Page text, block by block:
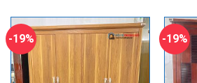
13.500.000₫.
-19% -19%